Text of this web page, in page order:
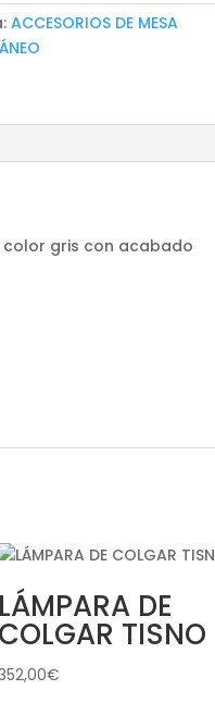
ACCESORIOS DE MESA
gris con acabado
LÁMPARA DE
COLGAR TISNO
€